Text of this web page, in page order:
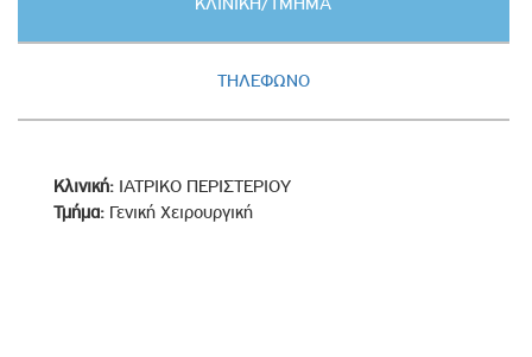
ΤΗΛΕΦΩΝΟ
Κλινική: ΙΑΤΡΙΚΟ ΠΕΡΙΣΤΕΡΙΟΥ
Τμήμα: Γενική Χειρουργική